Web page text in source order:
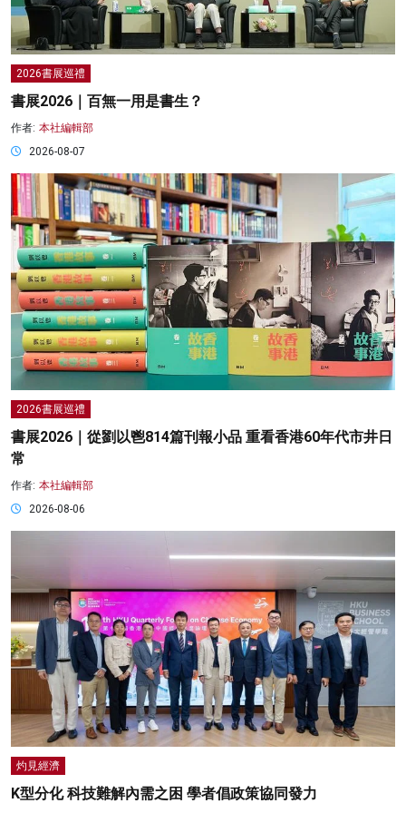
2026書展巡禮
書展2026｜百無一用是書生？
作者: 本社編輯部
2026-08-07
2026書展巡禮
書展2026｜從劉以鬯814篇刊報小品 重看香港60年代市井日
常
作者: 本社編輯部
2026-08-06
灼見經濟
K型分化 科技難解內需之困 學者倡政策協同發力